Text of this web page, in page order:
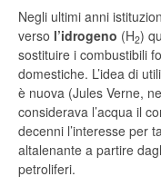
Negli ultimi anni
verso l’idrogeno (H2)
sostituire i combustibili
domestiche. L’idea di
è nuova (Jules Verne,
considerava l’acqua il
decenni l’interesse per
altalenante a partire
petroliferi.